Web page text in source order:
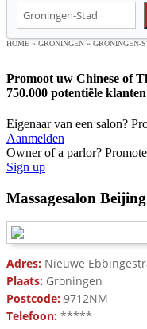
HOME » GRONINGEN » GRONINGEN-
Promoot uw Chinese of
750.000 potentiële
Eigenaar van een salon?
Aanmelden
Owner of a parlor?
Sign up
Massagesalon Beijing
Adres: Nieuwe
Plaats: Groningen
Postcode: 9712NM
Telefoon: *****